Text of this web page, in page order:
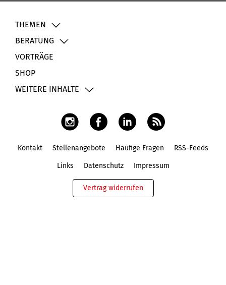
THEMEN
BERATUNG
VORTRÄGE
SHOP
WEITERE INHALTE
Kontakt Stellenangebote Häufige Fragen RSS-Feeds
Links Datenschutz Impressum
Vertrag widerrufen